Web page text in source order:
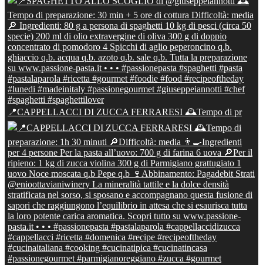
📍CAPPELLACCI DI ZUCCA FERRARESI 🕰Tempo di pr